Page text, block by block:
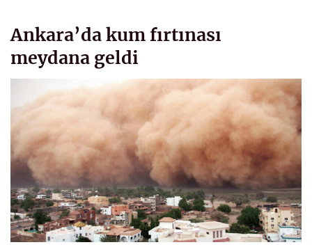
Ankara’da kum fırtınası
meydana geldi